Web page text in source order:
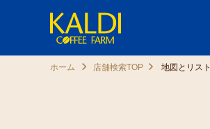
ホーム 店舗検索TOP 地図とリスト